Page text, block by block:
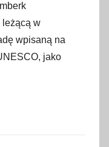
leżącą w
wpisaną na
jako